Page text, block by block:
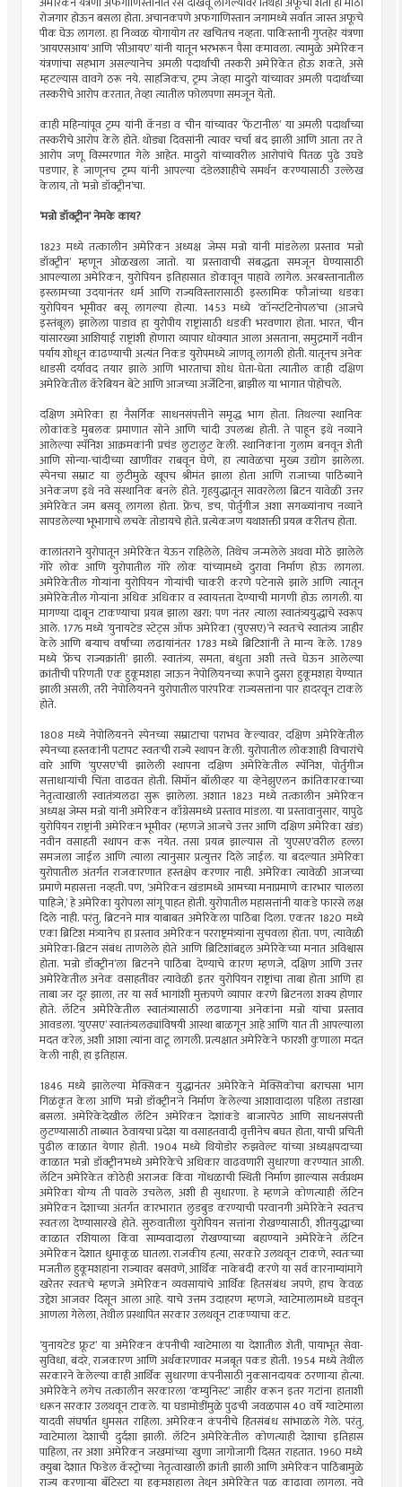
रोजगार होऊन बसला होता. अचानकपणे अफगाणिस्तान जगामध्ये सर्वात जास्त अफूचे
पीक घेऊ लागला. हा निव्वळ योगायोग तर खचितच नव्हता. पाकिस्तानी गुप्तहेर यंत्रणा
‌‘आयएसआय‌‘ आणि ‌‘सीआयए‌’ यांनी यातून भरभरून पैसा कमावला. त्यामुळे अमेरिकन
यंत्रणांचा सहभाग असल्यानेच अमली पदार्थांची तस्करी अमेरिकेत होऊ शकते, असे
म्हटल्यास वावगे ठरू नये. साहजिकच, ट्रम्प जेव्हा मादुरो यांच्यावर अमली पदार्थांच्या
तस्करीचे आरोप करतात, तेव्हा त्यातील फोलपणा समजून येतो.
काही महिन्यांपूव ट्रम्प यांनी कॅनडा व चीन यांच्यावर ‌‘फेंटानील‌’ या अमली पदार्थांच्या
तस्करीचे आरोप केले होते. थोड्या दिवसांनी त्यावर चर्चा बंद झाली आणि आता तर ते
आरोप जणू विस्मरणात गेले आहेत. मादुरो यांच्यावरील आरोपांचे पितळ पुढे उघडे
पडणार, हे जाणूनच ट्रम्प यांनी आपल्या दंडेलशाहीचे समर्थन करण्यासाठी उल्लेख
केलाय, तो ‌‘मन्रो डॉक्ट्रीन‌’चा.
‌‘मन्रो डॉक्ट्रीन‌’ नेमके काय?
1823 मध्ये तत्कालीन अमेरिकन अध्यक्ष जेम्स मन्रो यांनी मांडलेला प्रस्ताव ‌‘मन्रो
डॉक्ट्रीन‌’ म्हणून ओळखला जातो. या प्रस्तावाची संबद्धता समजून घेण्यासाठी
आपल्याला अमेरिकन, युरोपियन इतिहासात डोकावून पाहावे लागेल. अरबस्तानातील
इस्लामच्या उदयानंतर धर्म आणि राज्यविस्तारासाठी इस्लामिक फौजांच्या धडका
युरोपियन भूमीवर बसू लागल्या होत्या. 1453 मध्ये ‌‘कॉन्स्टंटिनोपल‌’चा (आजचे
इस्तंबूल) झालेला पाडाव हा युरोपीय राष्ट्रांसाठी धडकी भरवणारा होता. भारत, चीन
यांसारख्या आशियाई राष्ट्रांशी होणारा व्यापार धोक्यात आला असताना, समुद्रमार्गे नवीन
पर्याय शोधून काढण्याची अत्यंत निकड युरोपमध्ये जाणवू लागली होती. यातूनच अनेक
धाडसी दर्यावद तयार झाले आणि भारताचा शोध घेता-घेता त्यातील काही दक्षिण
अमेरिकेतील कॅरेबियन बेटे आणि आजच्या अर्जेंटिना, ब्राझील या भागात पोहोचले.
दक्षिण अमेरिका हा नैसर्गिक साधनसंपत्तीने समृद्ध भाग होता. तिथल्या स्थानिक
लोकांकडे मुबलक प्रमाणात सोने आणि चांदी उपलब्ध होती. ते पाहून इथे नव्याने
आलेल्या स्पॅनिश आक्रमकांनी प्रचंड लुटालुट केली. स्थानिकांना गुलाम बनवून शेती
आणि सोन्या-चांदीच्या खाणींवर राबवून घेणे, हा त्यावेळचा मुख्य उद्योग झालेला.
स्पेनचा सम्राट या लुटीमुळे खूपच श्रीमंत झाला होता आणि राजाच्या पाठिंब्याने
अनेकजण इथे नवे संस्थानिक बनले होते. गृहयुद्धातून सावरलेला ब्रिटन यावेळी उत्तर
अमेरिकेत जम बसवू लागला होता. फ्रेंच, डच, पोर्तुगीज अशा सगळ्यांनाच नव्याने
सापडलेल्या भूभागाचे लचके तोडायचे होते. प्रत्येकजण यथाशक्ती प्रयत्न करीतच होता.
कालांतराने युरोपातून अमेरिकेत येऊन राहिलेले, तिथेच जन्मलेले अथवा मोठे झालेले
गोरे लोक आणि युरोपातील गोरे लोक यांच्यामध्ये दुरावा निर्माण होऊ लागला.
अमेरिकेतील गोऱ्यांना युरोपियन गोऱ्यांची चाकरी करणे पटेनासे झाले आणि त्यातून
अमेरिकेतील गोऱ्यांना अधिक अधिकार व स्वायत्तता देण्याची मागणी होऊ लागली. या
मागण्या दाबून टाकण्याचा प्रयत्न झाला खरा; पण नंतर त्याला स्वातंत्र्ययुद्धाचे स्वरूप
आले. 1776 मध्ये ‌‘युनायटेड स्टेट्स ऑफ अमेरिका (युएसए)‌’ने स्वतःचे स्वातंत्र्य जाहीर
केले आणि बऱ्याच वर्षांच्या लढायांनंतर 1783 मध्ये ब्रिटिशांनी ते मान्य केले. 1789
मध्ये ‌‘फ्रेंच राज्यक्रांती‌’ झाली. स्वातंत्र्य, समता, बंधुता अशी तत्त्वे घेऊन आलेल्या
क्रांतीची परिणती एक हुकूमशहा जाऊन नेपोलियनच्या रूपाने दुसरा हुकूमशहा येण्यात
झाली असली, तरी नेपोलियनने युरोपातील पारंपरिक राज्यसत्तांना पार हादरवून टाकले
होते.
1808 मध्ये नेपोलियनने स्पेनच्या सम्राटाचा पराभव केल्यावर, दक्षिण अमेरिकेतील
स्पेनच्या हस्तकांनी पटापट स्वतःची राज्ये स्थापन केली. युरोपातील लोकशाही विचारांचे
वारे आणि ‌‘युएसए‌’ची झालेली स्थापना दक्षिण अमेरिकेतील स्पॅनिश, पोर्तुगीज
सत्ताधाऱ्यांची चिंता वाढवत होती. सिमॉन बॉलीव्हर या व्हेनेझुएलन क्रांतिकारकाच्या
नेतृत्वाखाली स्वातंत्र्यलढा सुरू झालेला. अशात 1823 मध्ये तत्कालीन अमेरिकन
अध्यक्ष जेम्स मन्रो यांनी अमेरिकन काँग्रेसमध्ये प्रस्ताव मांडला. या प्रस्तावानुसार, यापुढे
युरोपियन राष्ट्रांनी अमेरिकन भूमीवर (म्हणजे आजचे उत्तर आणि दक्षिण अमेरिका खंड)
नवीन वसाहती स्थापन करू नयेत. तसा प्रयत्न झाल्यास तो ‌‘युएसए‌’वरील हल्ला
समजला जाईल आणि त्याला त्यानुसार प्रत्युत्तर दिले जाईल. या बदल्यात अमेरिका
युरोपातील अंतर्गत राजकारणात हस्तक्षेप करणार नाही. अमेरिका त्यावेळी आजच्या
प्रमाणे महासत्ता नव्हती. पण, ‌‘अमेरिकन खंडामध्ये आमच्या मनाप्रमाणे कारभार चालला
पाहिजे,‌’ हे अमेरिका युरोपला सांगू पाहत होती. युरोपातील महासत्तांनी याकडे फारसे लक्ष
दिले नाही. परंतु, ब्रिटनने मात्र याबाबत अमेरिकेला पाठिंबा दिला. एकतर 1820 मध्ये
एका ब्रिटिश मंत्र्यानेच हा प्रस्ताव अमेरिकन परराष्ट्रमंत्र्यांना सुचवला होता. पण, त्यावेळी
अमेरिका-ब्रिटन संबंध ताणलेले होते आणि ब्रिटिशांबद्दल अमेरिकेच्या मनात अविश्वास
होता. ‌‘मन्रो डॉक्ट्रीन‌’ला ब्रिटनने पाठिंबा देण्याचे कारण म्हणजे, दक्षिण आणि उत्तर
अमेरिकेतील अनेक वसाहतींवर त्यावेळी इतर युरोपियन राष्ट्रांचा ताबा होता आणि हा
ताबा जर दूर झाला, तर या सर्व भागांशी मुक्तपणे व्यापार करणे ब्रिटनला शक्य होणार
होते. लॅटिन अमेरिकेतील स्वातंत्र्यासाठी लढणाऱ्या अनेकांना मन्रो यांचा प्रस्ताव
आवडला. ‌‘युएसए‌’ स्वातंत्र्यलढ्यांविषयी आस्था बाळगून आहे आणि यात ती आपल्याला
मदत करेल, अशी आशा त्यांना वाटू लागली. प्रत्यक्षात अमेरिकेने फारशी कुणाला मदत
केली नाही, हा इतिहास.
1846 मध्ये झालेल्या मेक्सिकन युद्धानंतर अमेरिकेने मेक्सिकोचा बराचसा भाग
गिळंकृत केला आणि ‌‘मन्रो डॉक्ट्रीन‌’ने निर्माण केलेल्या आशावादाला पहिला तडाखा
बसला. अमेरिकेदेखील लॅटिन अमेरिकन देशांकडे बाजारपेठ आणि साधनसंपत्ती
लुटण्यासाठी ताब्यात ठेवायचा प्रदेश या वसाहतवादी वृत्तीनेच बघत होता, याची प्रचिती
पुढील काळात येणार होती. 1904 मध्ये थियोडोर रुझवेल्ट यांच्या अध्यक्षपदाच्या
काळात ‌‘मन्रो डॉक्ट्रीन‌’मध्ये अमेरिकेचे अधिकार वाढवणारी सुधारणा करण्यात आली.
लॅटिन अमेरिकेत कोठेही अराजक किंवा गोंधळाची स्थिती निर्माण झाल्यास सर्वप्रथम
अमेरिका योग्य ती पावले उचलेल, अशी ही सुधारणा. हे म्हणजे कोणत्याही लॅटिन
अमेरिकन देशाच्या अंतर्गत कारभारात लुडबुड करण्याची परवानगी अमेरिकेने स्वतःच
स्वतःला देण्यासारखे होते. सुरुवातीला युरोपियन सत्तांना रोखण्यासाठी, शीतयुद्धाच्या
काळात रशियाला किंवा साम्यवादाला रोखण्याच्या बहाण्याने अमेरिकेने लॅटिन
अमेरिकन देशात धुमाकूळ घातला. राजकीय हत्या, सरकारे उलथवून टाकणे, स्वतःच्या
मजतील हुकूमशहांना राज्यावर बसवणे, आर्थिक नाकेबंदी करणे या सर्व कारनाम्यांमागे
खरेतर स्वतःचे म्हणजे अमेरिकन व्यवसायांचे आर्थिक हितसंबंध जपणे, हाच केवळ
उद्देश आजवर दिसून आला आहे. याचे उत्तम उदाहरण म्हणजे, ग्वाटेमालामध्ये घडवून
आणला गेलेला, तेथील प्रस्थापित सरकार उलथवून टाकण्याचा कट.
‌‘युनायटेड फ्रूट‌’ या अमेरिकन कंपनीची ग्वाटेमाला या देशातील शेती, पायाभूत सेवा-
सुविधा, बंदरे, राजकारण आणि अर्थकारणावर मजबूत पकड होती. 1954 मध्ये तेथील
सरकारने केलेल्या काही आर्थिक सुधारणा कंपनीसाठी नुकसानदायक ठरणाऱ्या होत्या.
अमेरिकेने लगेच तत्कालीन सरकारला ‌‘कम्युनिस्ट‌’ जाहीर करून इतर गटांना हाताशी
धरून सरकार उलथवून टाकले. या घडामोडींमुळे पुढची जवळपास 40 वर्षे ग्वाटेमाला
यादवी संघर्षात धुमसत राहिला. अमेरिकन कंपनीचे हितसंबंध सांभाळले गेले. परंतु,
ग्वाटेमाला देशाची दुर्दशा झाली. लॅटिन अमेरिकेतील कोणत्याही देशाचा इतिहास
पाहिला, तर अशा अमेरिकन जखमांच्या खुणा जागोजागी दिसत राहतात. 1960 मध्ये
क्युबा देशात फिडेल कॅस्ट्रोच्या नेतृत्वाखाली क्रांती झाली आणि अमेरिकन पाठिंबामुळे
राज्य करणाऱ्या बॅटिस्टा या हुकूमशहाला तेथून अमेरिकेत पळ काढावा लागला. नवे